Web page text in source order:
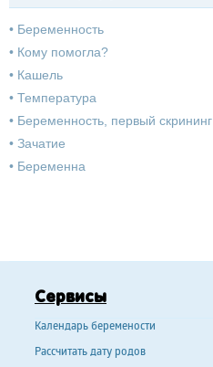
• Беременность
• Кому помогла?
• Кашель
• Температура
• Беременность, первый скрининг
• Зачатие
• Беременна
Сервисы
Календарь беремености
Рассчитать дату родов